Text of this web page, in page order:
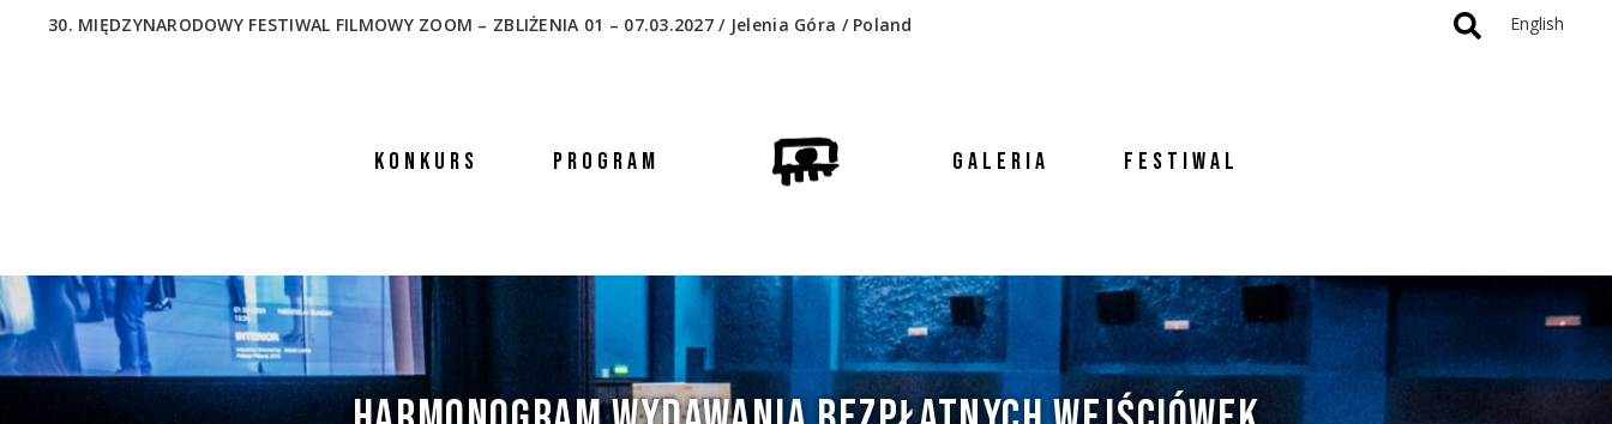
30. MIĘDZYNARODOWY FESTIWAL FILMOWY ZOOM – ZBLIŻENIA 01 – 07.03.2027 / Jelenia Góra / Poland English
KONKURS PROGRAM GALERIA FESTIWAL